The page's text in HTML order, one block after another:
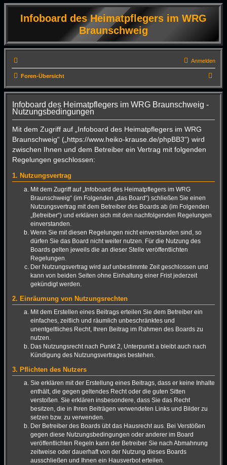
Infoboard des Heimatpflegers im WRG
Braunschweig
Anmelden
Foren-Übersicht
u
Infoboard des Heimatpflegers im WRG Braunschweig -
Nutzungsbedingungen
Mit dem Zugriff auf „Infoboard des Heimatpflegers im WRG
Braunschweig“ („https://www.heiko-krause.de/phpBB3“) wird
zwischen Ihnen und dem Betreiber ein Vertrag mit folgenden
Regelungen geschlossen:
1. Nutzungsvertrag
Mit dem Zugriff auf „Infoboard des Heimatpflegers im WRG
Braunschweig“ (im Folgenden „das Board“) schließen Sie einen
Nutzungsvertrag mit dem Betreiber des Boards ab (im Folgenden
„Betreiber“) und erklären sich mit den nachfolgenden Regelungen
einverstanden.
Wenn Sie mit diesen Regelungen nicht einverstanden sind, so
dürfen Sie das Board nicht weiter nutzen. Für die Nutzung des
Boards gelten jeweils die an dieser Stelle veröffentlichten
Regelungen.
Der Nutzungsvertrag wird auf unbestimmte Zeit geschlossen und
kann von beiden Seiten ohne Einhaltung einer Frist jederzeit
gekündigt werden.
2. Einräumung von Nutzungsrechten
Mit dem Erstellen eines Beitrags erteilen Sie dem Betreiber ein
einfaches, zeitlich und räumlich unbeschränktes und
unentgeltliches Recht, Ihren Beitrag im Rahmen des Boards zu
nutzen.
Das Nutzungsrecht nach Punkt 2, Unterpunkt a bleibt auch nach
Kündigung des Nutzungsvertrages bestehen.
3. Pflichten des Nutzers
Sie erklären mit der Erstellung eines Beitrags, dass er keine Inhalte
enthält, die gegen geltendes Recht oder die guten Sitten
verstoßen. Sie erklären insbesondere, dass Sie das Recht
besitzen, die in Ihren Beiträgen verwendeten Links und Bilder zu
setzen bzw. zu verwenden.
Der Betreiber des Boards übt das Hausrecht aus. Bei Verstößen
gegen diese Nutzungsbedingungen oder anderer im Board
veröffentlichten Regeln kann der Betreiber Sie nach Abmahnung
zeitweise oder dauerhaft von der Nutzung dieses Boards
ausschließen und Ihnen ein Hausverbot erteilen.